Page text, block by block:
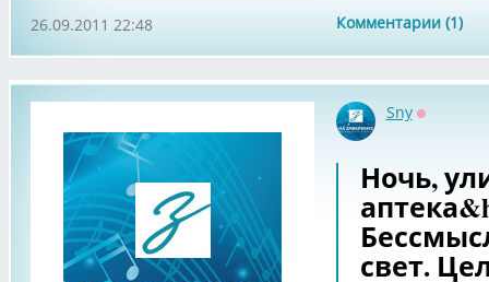
Комментарии (1)
26.09.2011 22:48
Sny
Ночь,
свет.